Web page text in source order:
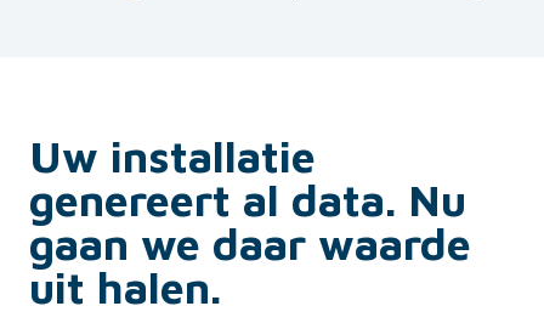
Uw installatie
genereert al data. Nu
gaan we daar waarde
uit halen.